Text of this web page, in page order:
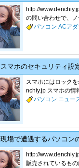
http://
の問い合わせで、
パソコン ACア
スマホのセキュリティ設
スマホにはロック
nchiy.jp スマホの情
パソコン ニュー
現場で遭遇するパソコン
http://
販売されているも